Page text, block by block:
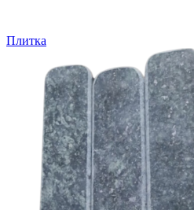
Плитка